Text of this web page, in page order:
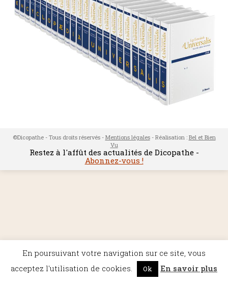
©Dicopathe - Tous droits réservés - Mentions légales- Réalisation : Bel et Bien
Vu
Restez à l'affût des actualités de Dicopathe -
Abonnez-vous !
En poursuivant votre navigation sur ce site, vous
acceptez l'utilisation de cookies.
Ok En savoir plus